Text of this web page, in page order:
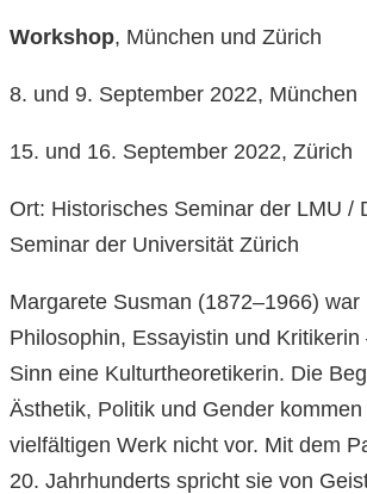
Workshop, München und Zürich
8. und 9. September 2022, München
15. und 16. September 2022, Zürich
Ort: Historisches Seminar der LMU /
Seminar der Universität Zürich
Margarete Susman (1872–1966) war
Philosophin, Essayistin und Kritikerin
Sinn eine Kulturtheoretikerin. Die
Ästhetik, Politik und Gender kommen
vielfältigen Werk nicht vor. Mit dem
20. Jahrhunderts spricht sie von